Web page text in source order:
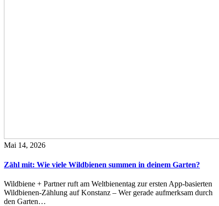
Mai 14, 2026
Zähl mit: Wie viele Wildbienen summen in deinem Garten?
Wildbiene + Partner ruft am Weltbienentag zur ersten App-basierten
Wildbienen-Zählung auf Konstanz – Wer gerade aufmerksam durch
den Garten…